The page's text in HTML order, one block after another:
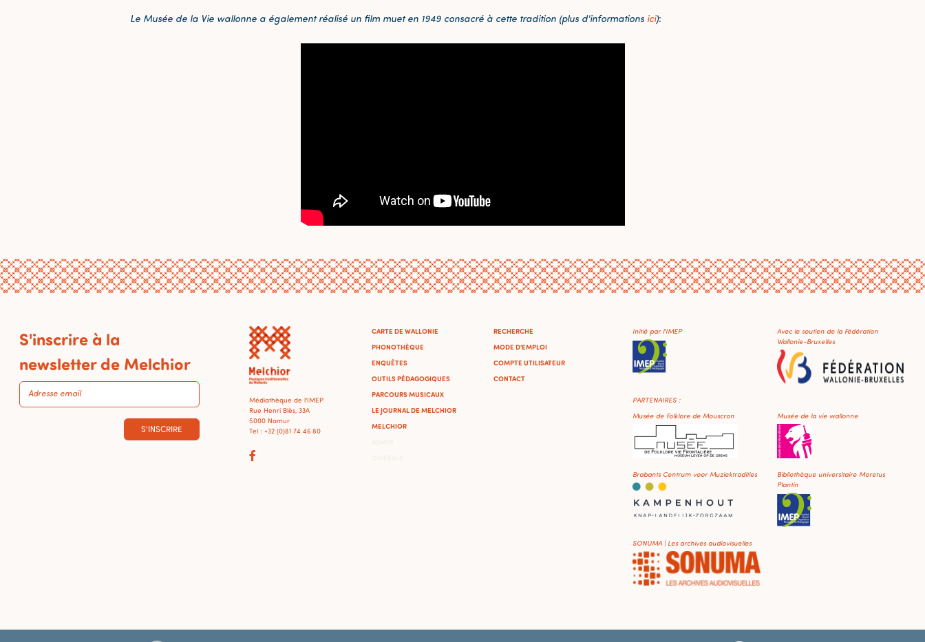
Le Musée de la Vie wallonne a également réalisé un film muet en 1949 consacré à cette tradition (plus d'informations ici):
S'inscrire à la
newsletter de Melchior
S'INSCRIRE
Médiathèque de l'IMEP
Rue Henri Blès, 33A
5000 Namur
Tel : +32 (0)81 74 46 80
CARTE DE WALLONIE
PHONOTHÈQUE
ENQUÊTES
OUTILS PÉDAGOGIQUES
PARCOURS MUSICAUX
LE JOURNAL DE MELCHIOR
MELCHIOR
RECHERCHE
MODE D'EMPLOI
COMPTE UTILISATEUR
CONTACT
Initié par l'IMEP
Avec le soutien de la Fédération
Wallonie-Bruxelles
PARTENAIRES :
Musée de Folklore de Mouscron
Musée de la vie wallonne
Brabants Centrum voor Muziektradities
Bibliothèque universitaire Moretus
Plantin
SONUMA | Les archives audiovisuelles